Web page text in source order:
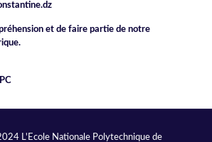
et de faire partie de notre
L'Ecole Nationale Polytechnique de